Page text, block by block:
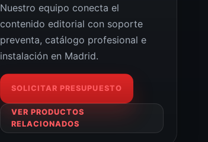
Nuestro equipo conecta el
contenido editorial con soporte
preventa, catálogo profesional e
instalación en Madrid.
SOLICITAR PRESUPUESTO
VER PRODUCTOS
RELACIONADOS